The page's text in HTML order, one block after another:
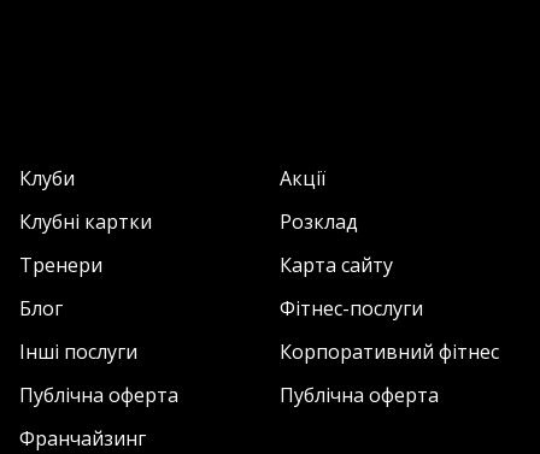
Клуби
Акції
Клубні картки
Розклад
Тренери
Карта сайту
Блог
Фітнес-послуги
Інші послуги
Корпоративний фітнес
Публічна оферта
Публічна оферта
Франчайзинг